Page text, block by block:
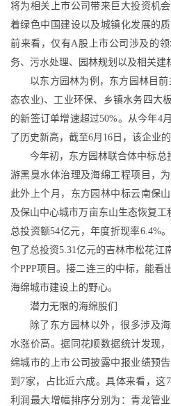
将为相关上市公司带来巨大投资机
着绿色中国建设以及城镇化发展的
前来看，仅有A股上市公司涉及的
务、污水处理、园林规划以及相关建
以东方园林为例，东方园林目
态农业)、工业环保、乡镇水务四大板
的新签订单增速超过50%。从今年4
了历史新高，截至6月 16 日，该企业
今年初，东方园林联合体中标总
游黑臭水体治理及海绵工程项目，
此外上个月，东方园林中标云南保
及保山中心城市万亩东山生态恢复工
总投资额54亿元，年度折现率6.4%
包了总投资5.31亿元的吉林市松花江
个PPP项目。接二连三的中标，能看
海绵城市建设上的野心。
潜力无限的海绵股们
除了东方园林以外，很多涉及
水涨价高。据同花顺数据统计发现
绵城市的上市公司披露中报业绩预
到 7家，占比近六成。具体来看，这7
利润最大增幅排序分别为：青龙管